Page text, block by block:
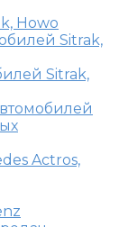
Howo
Sitrak,
Sitrak,
Actros,